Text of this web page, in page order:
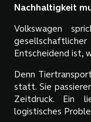
Nachhaltigkeit
Volkswagen
Entscheidend ist,
Denn
statt. Sie
Zeitdruck. Ein
logistisches